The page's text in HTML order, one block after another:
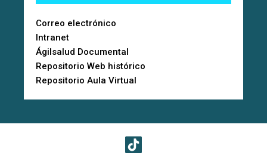
Correo electrónico
Intranet
Ágilsalud Documental
Repositorio Web histórico
Repositorio Aula Virtual